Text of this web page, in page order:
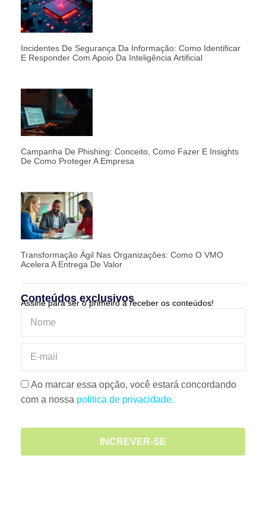
Incidentes De Segurança Da Informação: Como Identificar
E Responder Com Apoio Da Inteligência Artificial
Campanha De Phishing: Conceito, Como Fazer E Insights
De Como Proteger A Empresa
Transformação Ágil Nas Organizações: Como O VMO
Acelera A Entrega De Valor
Conteúdos exclusivos
Assine para ser o primeiro a receber os conteúdos!
Ao marcar essa opção, você estará concordando
com a nossa politica de privacidade.
INCREVER-SE